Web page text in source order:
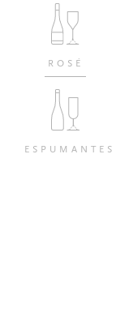
ROSÉ
ESPUMANTES